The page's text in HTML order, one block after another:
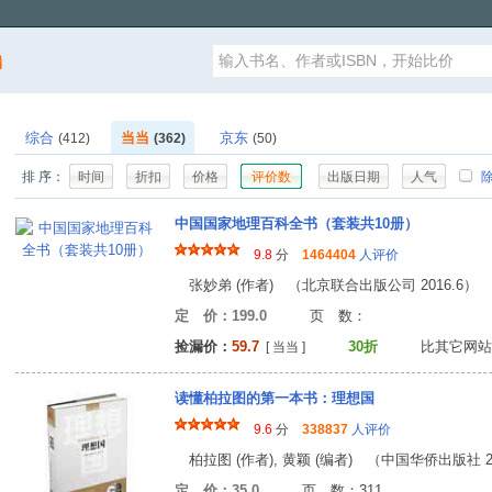
综合 (412) 当当 (362) 京东 (50)
排 序： 时间 折扣 价格 评价数 出版日期 人气
中国国家地理百科全书（套装共10册）
9.8 分 1464404 人评价
张妙弟 (作者) （北京联合出版公司 2016.6）
定 价：199.0 页 数
捡漏价： 59.7 [ 当当 ] 30折 比其它网站
读懂柏拉图的第一本书：理想国
9.6 分 338837 人评价
柏拉图 (作者), 黄颖 (编者) （中国华侨出版社